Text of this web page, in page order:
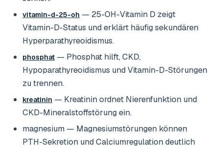
vitamin-d-25-oh — 25-OH-Vitamin D zeigt
Vitamin-D-Status und erklärt häufig sekundären
Hyperparathyreoidismus.
phosphat — Phosphat hilft, CKD,
Hypoparathyreoidismus und Vitamin-D-Störungen
zu trennen.
kreatinin — Kreatinin ordnet Nierenfunktion und
CKD-Mineralstoffstörung ein.
magnesium — Magnesiumstörungen können
PTH-Sekretion und Calciumregulation deutlich